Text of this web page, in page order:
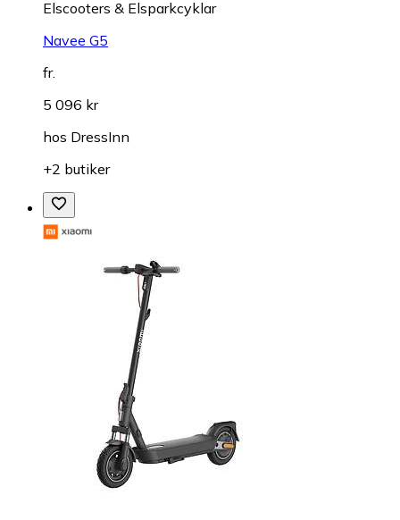
Elscooters & Elsparkcyklar
Navee G5
fr.
5 096 kr
hos DressInn
+2 butiker